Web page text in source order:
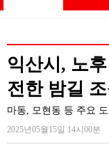
익산시, 노
전한 밤길
마동, 모현동 등 주요
2025년05월15일 14시00분